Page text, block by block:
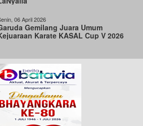
06 April 2026
Gemilang Juara Umum
Karate KASAL Cup V 2026